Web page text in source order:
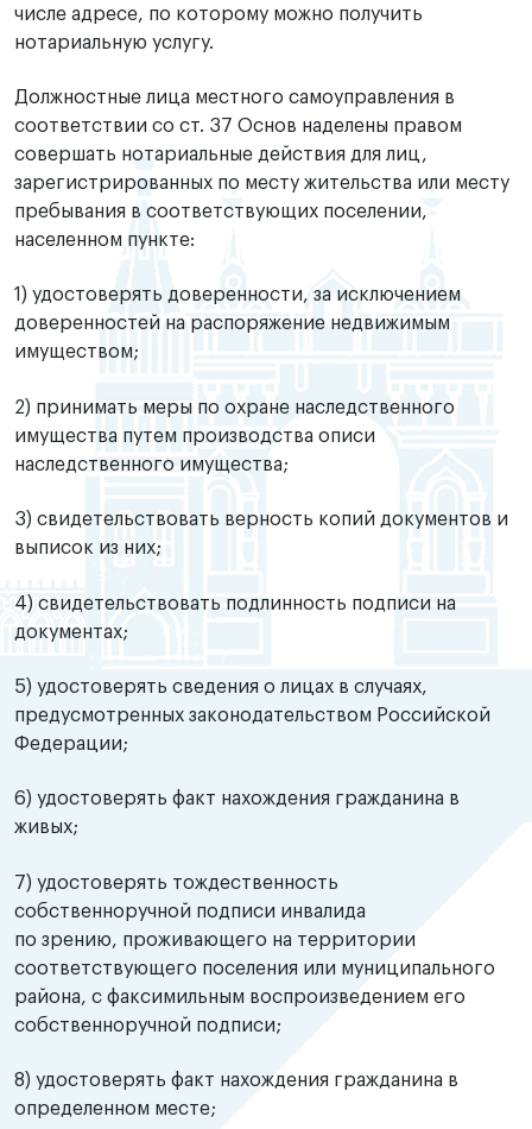
числе адресе, по которому можно получить
нотариальную услугу.
Должностные лица местного самоуправления в
соответствии со ст. 37 Основ наделены правом
совершать нотариальные действия для лиц,
зарегистрированных по месту жительства или месту
пребывания в соответствующих поселении,
населенном пункте:
1) удостоверять доверенности, за исключением
доверенностей на распоряжение недвижимым
имуществом;
2) принимать меры по охране наследственного
имущества путем производства описи
наследственного имущества;
3) свидетельствовать верность копий документов и
выписок из них;
4) свидетельствовать подлинность подписи на
документах;
5) удостоверять сведения о лицах в случаях,
предусмотренных законодательством Российской
Федерации;
6) удостоверять факт нахождения гражданина в
живых;
7) удостоверять тождественность
собственноручной подписи инвалида
по зрению, проживающего на территории
соответствующего поселения или муниципального
района, с факсимильным воспроизведением его
собственноручной подписи;
8) удостоверять факт нахождения гражданина в
определенном месте;